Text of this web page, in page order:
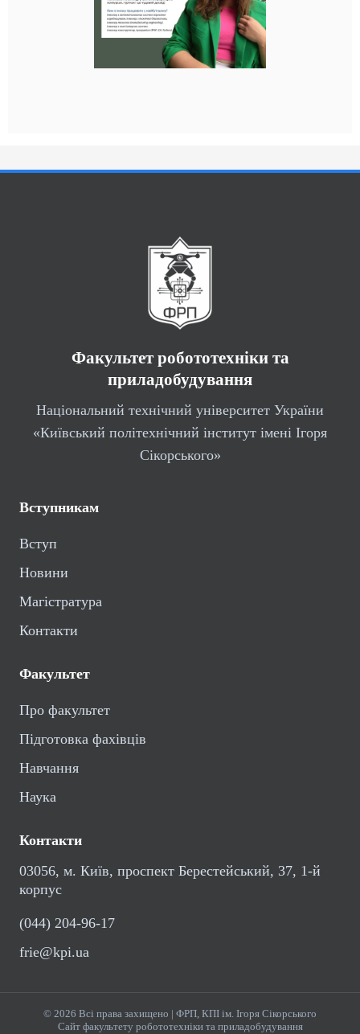
Факультет робототехніки та
приладобудування
Національний технічний університет України
«Київський політехнічний інститут імені Ігоря
Сікорського»
Вступникам
Вступ
Новини
Магістратура
Контакти
Факультет
Про факультет
Підготовка фахівців
Навчання
Наука
Контакти
03056, м. Київ, проспект Берестейський, 37, 1-й
корпус
(044) 204-96-17
frie@kpi.ua
© 2026 Всі права захищено | ФРП, КПІ ім. Ігоря Сікорського
Сайт факультету робототехніки та приладобудування